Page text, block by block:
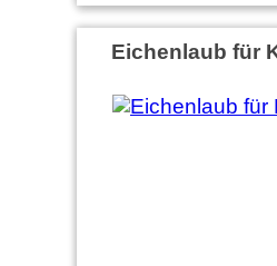
Eichenlaub für